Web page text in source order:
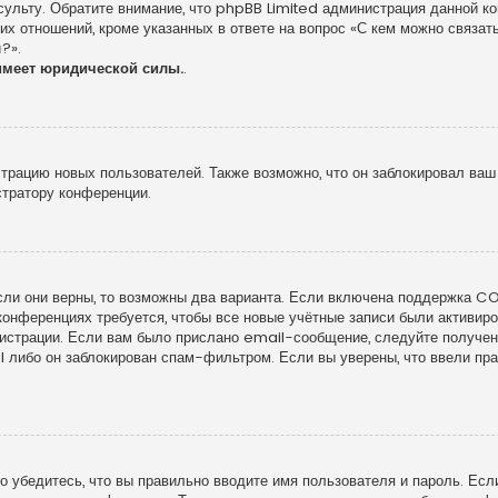
Обратите внимание, что phpBB Limited администрация данной
отношений, кроме указанных в ответе на вопрос «С кем можно
юридической силы..
новых пользователей. Также возможно, что он заблокировал
конференции.
они верны, то возможны два варианта. Если включена поддержка
требуется, чтобы все новые учётные записи были
Если вам было прислано email-сообщение, следуйте
он заблокирован спам-фильтром. Если вы уверены, что ввели
что вы правильно вводите имя пользователя и пароль.